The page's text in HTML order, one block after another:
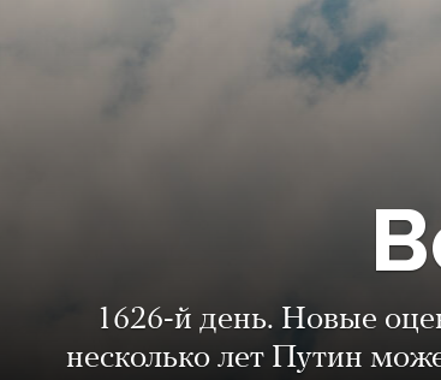
1626-й день. Новые
несколько лет Путин